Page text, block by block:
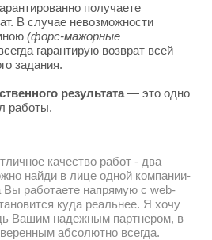
получаете
В случае невозможности
(форс-мажорные
гарантирую возврат всей
задания.
результата— это одно
работы.
качество работ - два
найди в лице одной компании-
Вы работаете напрямую с web-
куда реальнее. Я хочу
Вашим надежным партнером, в
абсолютно всегда.